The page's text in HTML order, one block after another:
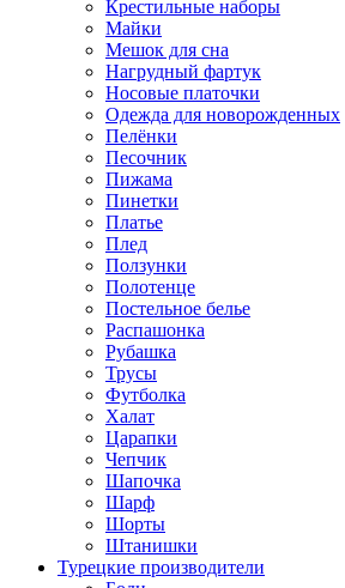
Крестильные наборы
Майки
Мешок для сна
Нагрудный фартук
Носовые платочки
Одежда для новорожденных
Пелёнки
Песочник
Пижама
Пинетки
Платье
Плед
Ползунки
Полотенце
Постельное белье
Распашонка
Рубашка
Трусы
Футболка
Халат
Царапки
Чепчик
Шапочка
Шарф
Шорты
Штанишки
Турецкие производители